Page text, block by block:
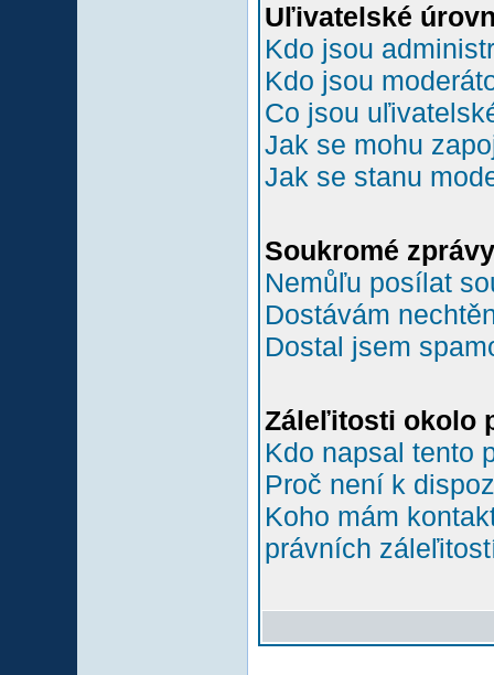
Uľivatelské
Kdo jsou
Kdo jsou
Co jsou
Jak se mohu
Jak se stanu
Soukromé zprávy
Nemůľu posílat
Dostávám
Dostal jsem
Záleľitosti okolo
Kdo napsal tento
Proč není k
Koho mám
právních